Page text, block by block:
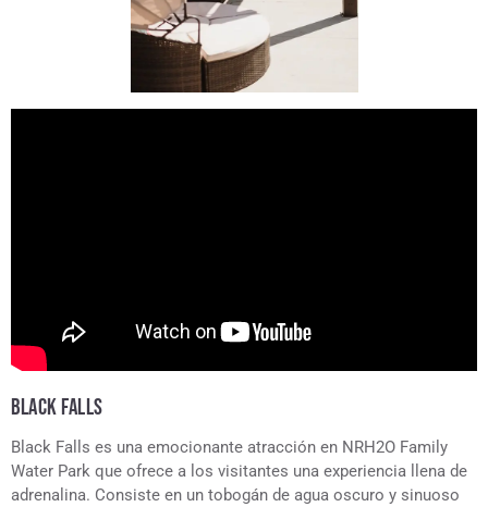
BLACK FALLS
Black Falls es una emocionante atracción en NRH2O Family
Water Park que ofrece a los visitantes una experiencia llena de
adrenalina. Consiste en un tobogán de agua oscuro y sinuoso